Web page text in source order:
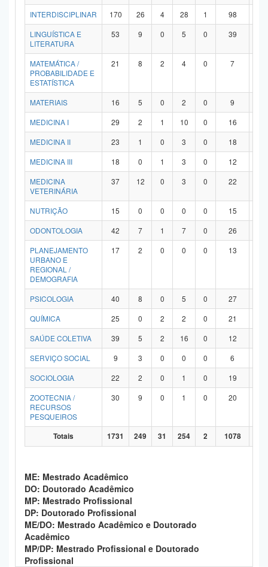
INTERDISCIPLINAR
170 26 4 28 1 98
LINGUÍSTICA E
LITERATURA
53 9 0 5 0 39
MATEMÁTICA /
PROBABILIDADE E
ESTATÍSTICA
21 8 2 4 0 7
MATERIAIS 16 5 0 2 0 9
MEDICINA I
29 2 1 10 0 16
MEDICINA II
23 1 0 3 0 18
MEDICINA III
18 0 1 3 0 12
MEDICINA
VETERINÁRIA
37 12 0 3 0 22
NUTRIÇÃO 15 0 0 0 0 15
ODONTOLOGIA
42 7 1 7 0 26
PLANEJAMENTO
URBANO E
REGIONAL /
DEMOGRAFIA
17 2 0 0 0 13
PSICOLOGIA 40 8 0 5 0 27
QUÍMICA
25 0 2 2 0 21
SAÚDE COLETIVA
39 5 2 16 0 12
SERVIÇO SOCIAL
9 3 0 0 0 6
SOCIOLOGIA
22 2 0 1 0 19
ZOOTECNIA /
RECURSOS
PESQUEIROS
30 9 0 1 0 20
Totais 1731 249 31 254 2 1078
ME: Mestrado Acadêmico
DO: Doutorado Acadêmico
MP: Mestrado Profissional
DP: Doutorado Profissional
ME/DO: Mestrado Acadêmico e Doutorado
Acadêmico
MP/DP: Mestrado Profissional e Doutorado
Profissional